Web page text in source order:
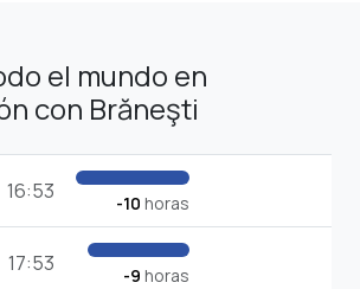
el mundo en
con Brăneşti
16:53 -10 horas
17:53 -9 horas